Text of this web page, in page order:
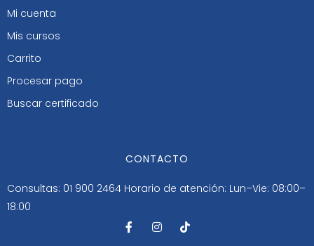
Mi cuenta
Mis cursos
Carrito
Procesar pago
Buscar certificado
CONTACTO
Consultas: 01 900 2464 Horario de atención: Lun–Vie: 08:00–
18:00
F
a
I
n
T
i